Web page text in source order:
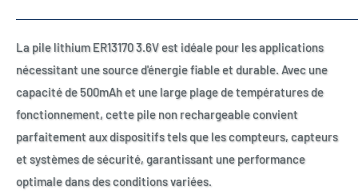
La pile lithium ER13170 3.6V est idéale pour les applications
nécessitant une source d'énergie fiable et durable. Avec une
capacité de 500mAh et une large plage de températures de
fonctionnement, cette pile non rechargeable convient
parfaitement aux dispositifs tels que les compteurs, capteurs
et systèmes de sécurité, garantissant une performance
optimale dans des conditions variées.